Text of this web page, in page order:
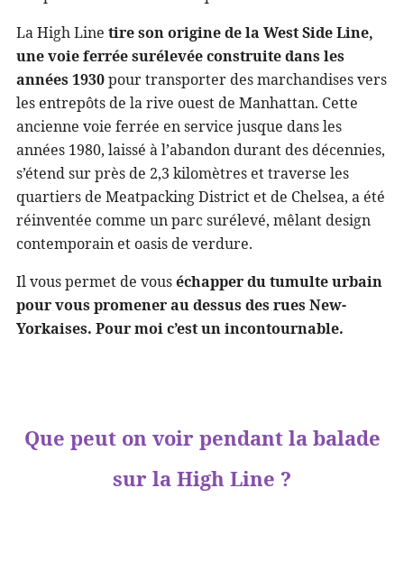
La High Line tire son origine de la West Side Line,
une voie ferrée surélevée construite dans les
années 1930pour transporter des marchandises vers
les entrepôts de la rive ouest de Manhattan. Cette
ancienne voie ferrée en service jusque dans les
années 1980, laissé à l’abandon durant des décennies,
s’étend sur près de 2,3 kilomètres et traverse les
quartiers de Meatpacking District et de Chelsea, a été
réinventée comme un parc surélevé, mêlant design
contemporain et oasis de verdure.
Il vous permet de vouséchapper du tumulte urbain
pour vous promener au dessus des rues New-
Yorkaises. Pour moi c’est un incontournable.
Que peut on voir pendant la balade
sur la High Line ?